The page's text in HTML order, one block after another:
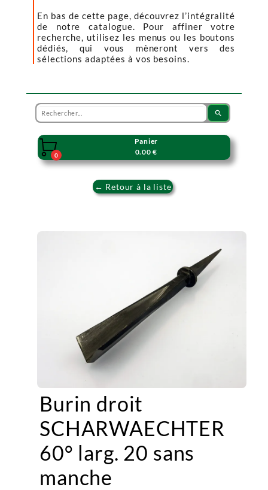
En bas de cette page, découvrez l’intégralité
de notre catalogue. Pour affiner votre
recherche, utilisez les menus ou les boutons
dédiés, qui vous mèneront vers des
sélections adaptées à vos besoins.
search

0
Panier
0.00 €
← Retour à la liste
Burin droit
SCHARWAECHTER
60° larg. 20 sans
manche